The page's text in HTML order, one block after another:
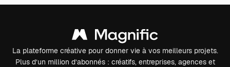
La plateforme créative pour donner vie à vos meilleurs projets.
Plus d’un million d’abonnés : créatifs, entreprises, agences et